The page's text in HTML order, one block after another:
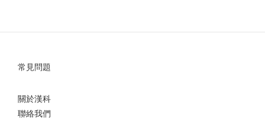
常見問題
關於漢科
聯絡我們